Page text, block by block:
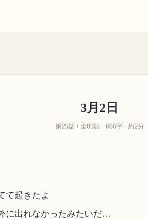
3月2日
第25話 / 全83話 · 666字 · 約2分
て起きたよ
に出れなかったみたいだ…